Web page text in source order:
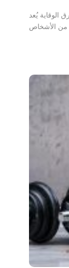
الوقاية يُعد
من الأشخاص